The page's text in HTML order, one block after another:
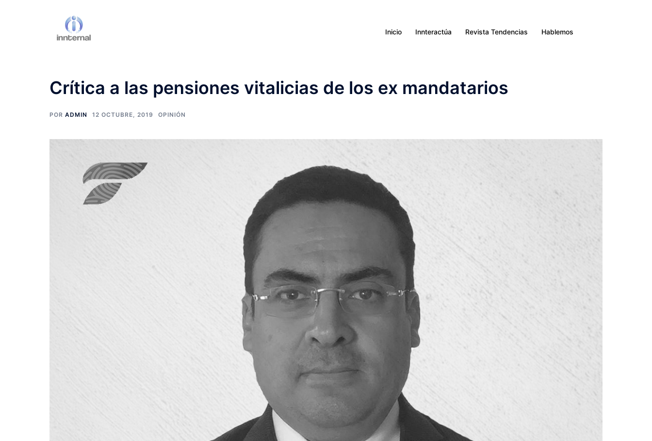
Inicio Innteractúa Revista Tendencias Hablemos
Crítica a las pensiones vitalicias de los ex mandatarios
POR ADMIN 12 OCTUBRE, 2019 OPINIÓN